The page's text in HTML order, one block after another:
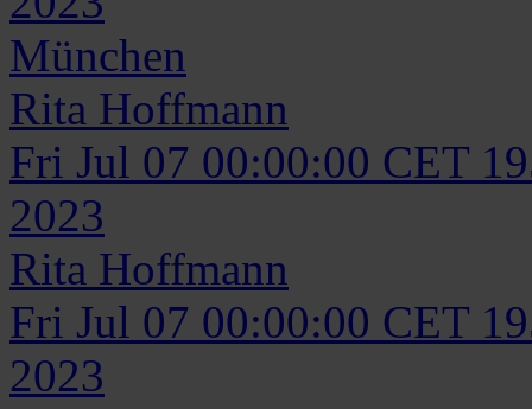
München
Rita Hoffmann
Fri Jul 07 00:00:00 CET
2023
Rita Hoffmann
Fri Jul 07 00:00:00 CET
2023